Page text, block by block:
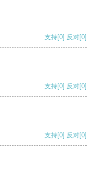
支持[0] 反对[0]
支持[0] 反对[0]
支持[0] 反对[0]